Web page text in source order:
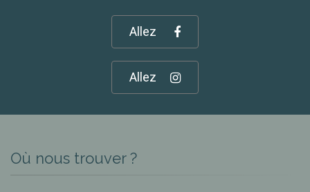
Allez
Allez
Où nous trouver ?